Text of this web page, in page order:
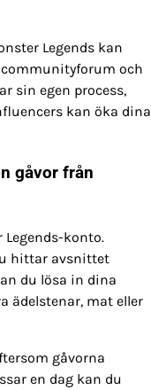
Legends kan
och
sin egen process,
kan öka dina
gåvor från
konto.
hittar avsnittet
du lösa in dina
ädelstenar, mat eller
gåvorna
en dag kan du